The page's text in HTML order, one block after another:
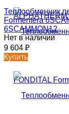
Теплообменник
Formentera
6SCAMMON12
Нет в наличии
9 604 ₽
Купить